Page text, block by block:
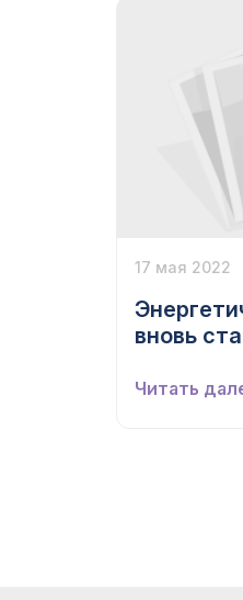
17 мая 2022
вновь
отрасли
Читать